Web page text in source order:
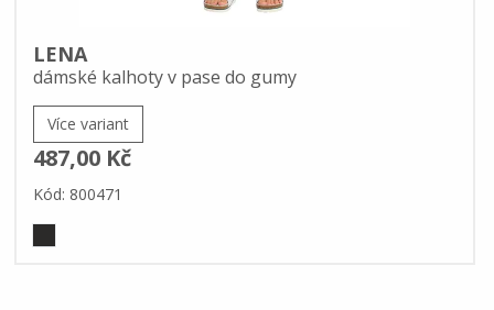
LENA
dámské kalhoty v pase do gumy
Více variant
487,00 Kč
Kód: 800471